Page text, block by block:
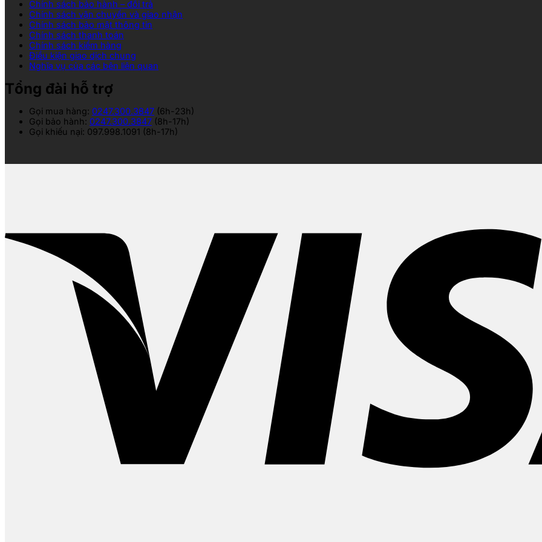
Chính sách bảo hành – đổi trả
Chính sách vận chuyển và giao nhận
Chính sách bảo mật thông tin
Chính sách thanh toán
Chính sách kiểm hàng
Điều kiện giao dịch chung
Nghĩa vụ của các bên liên quan
Tổng đài hỗ trợ
Gọi mua hàng: 0247.300.3847 (6h-23h)
Gọi bảo hành: 0247.300.3847 (8h-17h)
Gọi khiếu nại: 097.998.1091 (8h-17h)